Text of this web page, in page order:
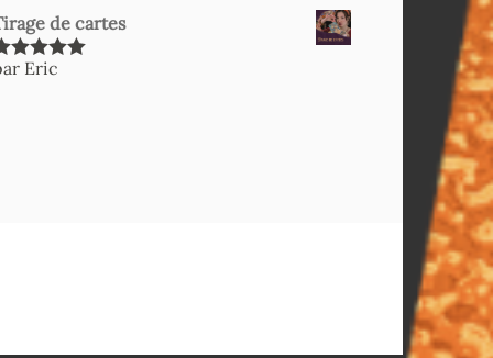
de cartes
5sur
Eric